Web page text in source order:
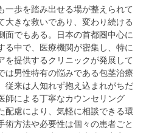
一歩を踏み出せる場が整えられて
大きな救いであり、変わり続ける
面でもある。日本の首都圏中心に
る中で、医療機関が密集し、特に
を提供するクリニックが発展して
は男性特有の悩みである包茎治療
従来は人知れず抱え込まれがちだ
師による丁寧なカウンセリング
配慮により、気軽に相談できる環
方法や必要性は個々の患者ごと